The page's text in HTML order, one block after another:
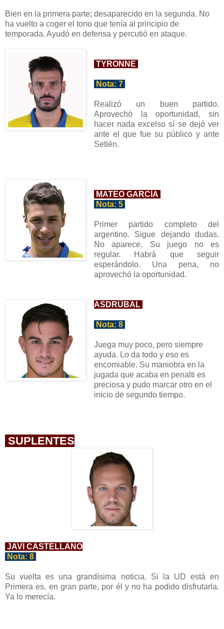
Bien en la primera parte; desaparecido en la segunda. No
ha vuelto a coger el tono que tenía al principio de
temporada. Ayudó en defensa y percutió en ataque.
TYRONNE
Nota: 7
Realizó un buen partido.
Aprovechó
la oportunidad, sin
hacer nada excelso sí se dejó ver
ante el que fue su público y ante
Setién.
MATEO GARCÍA
Nota: 5
Primer partido completo del
argentino. Sigue dejando dudas.
No aparece. Su juego no es
regular. Habrá que seguir
esperándolo. Una pena, no
aprovechó la oportunidad.
ASDRÚBAL
Nota: 8
Juega muy poco, pero siempre
ayuda. Lo da todo y eso es
encomiable. Su maniobra en la
jugada que acaba en penalti es
preciosa y pudo marcar otro en el
inicio de segundo tiempo.
SUPLENTES
JAVI CASTELLANO
Nota: 8
Su vuelta es una grandísima noticia. Si la UD está en
Primera es, en gran parte, por él y no ha podido disfrutarla.
Ya lo merecía.